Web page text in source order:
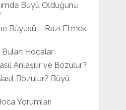
Büyü Olduğunu
Büyüsü – Razı Etmek
Hocalar
Anlaşılır ve Bozulur?
Bozulur? Büyü
Yorumları